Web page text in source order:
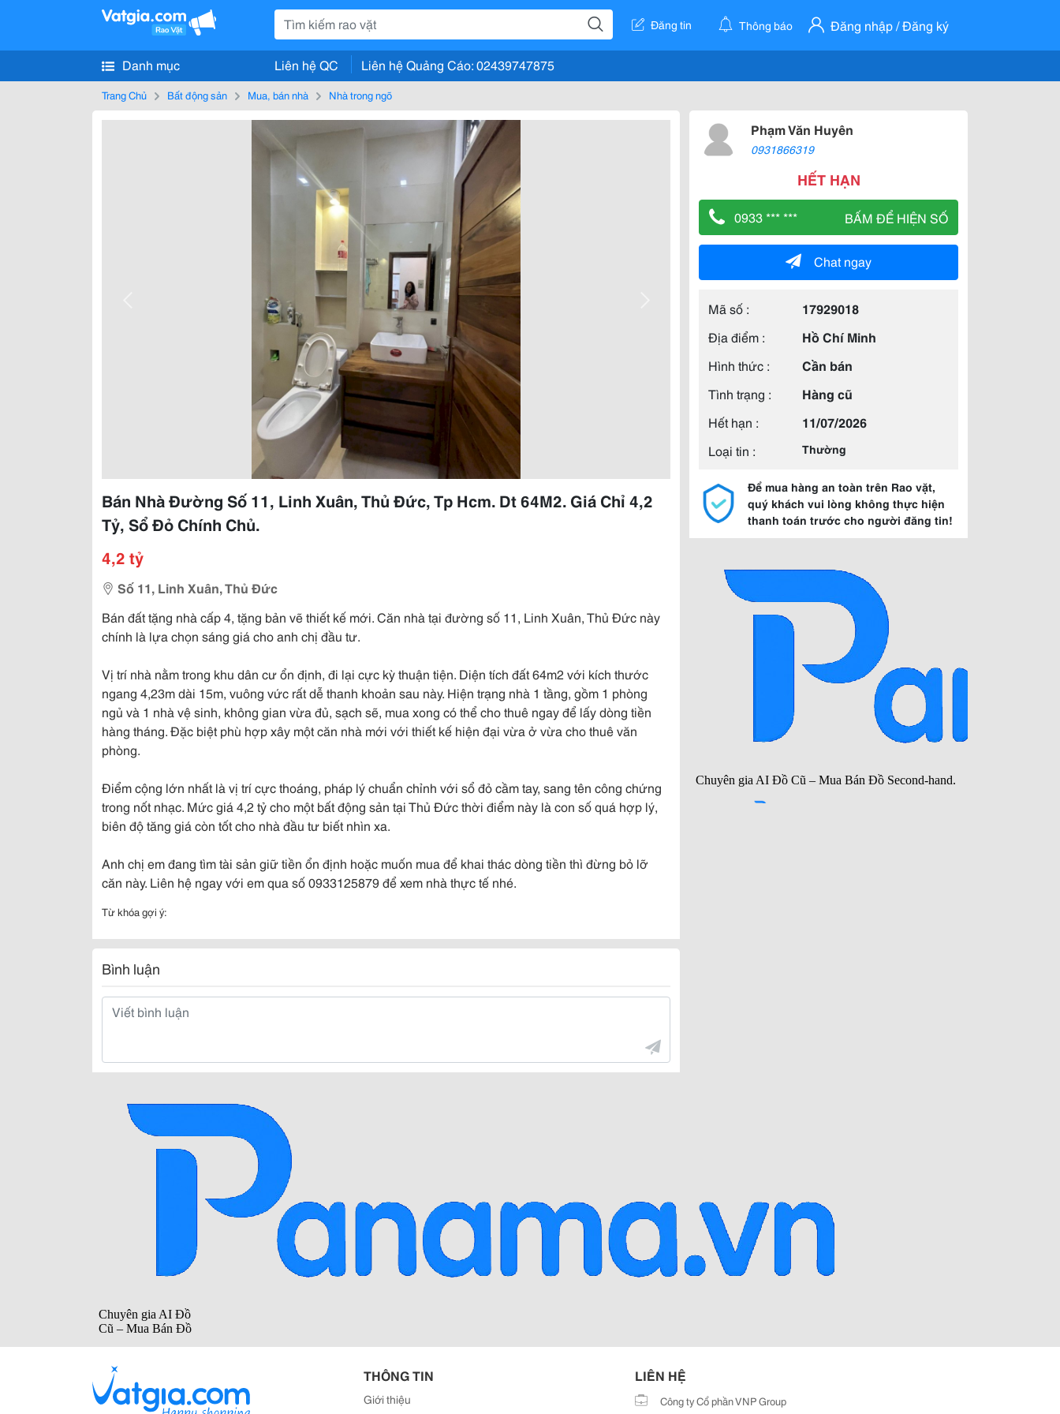
Đăng tin Thông báo Đăng nhập / Đăng ký
Danh mục Liên hệ QC Liên hệ Quảng Cáo: 02439747875
Trang Chủ Bất động sản Mua, bán nhà Nhà trong ngõ
Bán Nhà Đường Số 11, Linh Xuân, Thủ Đức, Tp Hcm. Dt 64M2. Giá Chỉ 4,2
Tỷ, Sổ Đỏ Chính Chủ.
4,2 tỷ
Số 11, Linh Xuân, Thủ Đức
Bán đất tặng nhà cấp 4, tặng bản vẽ thiết kế mới. Căn nhà tại đường số 11, Linh Xuân, Thủ Đức này
chính là lựa chọn sáng giá cho anh chị đầu tư.
Vị trí nhà nằm trong khu dân cư ổn định, đi lại cực kỳ thuận tiện. Diện tích đất 64m2 với kích thước
ngang 4,23m dài 15m, vuông vức rất dễ thanh khoản sau này. Hiện trạng nhà 1 tầng, gồm 1 phòng
ngủ và 1 nhà vệ sinh, không gian vừa đủ, sạch sẽ, mua xong có thể cho thuê ngay để lấy dòng tiền
hàng tháng. Đặc biệt phù hợp xây một căn nhà mới với thiết kế hiện đại vừa ở vừa cho thuê văn
phòng.
Điểm cộng lớn nhất là vị trí cực thoáng, pháp lý chuẩn chỉnh với sổ đỏ cầm tay, sang tên công chứng
trong nốt nhạc. Mức giá 4,2 tỷ cho một bất động sản tại Thủ Đức thời điểm này là con số quá hợp lý,
biên độ tăng giá còn tốt cho nhà đầu tư biết nhìn xa.
Anh chị em đang tìm tài sản giữ tiền ổn định hoặc muốn mua để khai thác dòng tiền thì đừng bỏ lỡ
căn này. Liên hệ ngay với em qua số 0933125879 để xem nhà thực tế nhé.
Từ khóa gợi ý:
Bình luận
Phạm Văn Huyên
0931866319
HẾT HẠN
0933 *** *** BẤM ĐỂ HIỆN SỐ
Chat ngay
Mã số :
17929018
Địa điểm :
Hồ Chí Minh
Hình thức :
Cần bán
Tình trạng :
Hàng cũ
Hết hạn :
11/07/2026
Loại tin :
Thường
Để mua hàng an toàn trên Rao vặt,
quý khách vui lòng không thực hiện
thanh toán trước cho người đăng tin!
THÔNG TIN
Giới thiệu
LIÊN HỆ
Công ty Cổ phần VNP Group